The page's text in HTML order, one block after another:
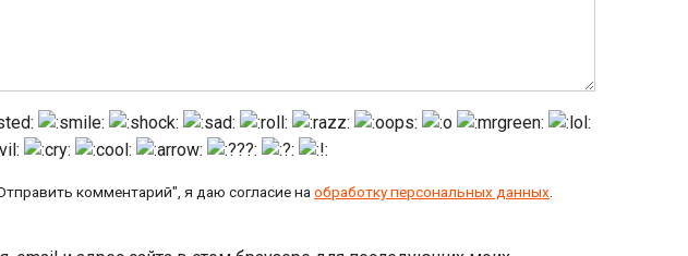
комментарий", я даю согласие на обработку персональных данных